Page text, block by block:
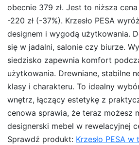
obecnie 379 zł. Jest to niższa
-220 zł (-37%). Krzesło PESA
designem i wygodą użytkowania.
się w jadalni, salonie czy biurze.
siedzisko zapewnia komfort
użytkowania. Drewniane, stabilne
klasy i charakteru. To idealny
wnętrz, łączący estetykę z
cenowa sprawia, że teraz możesz
designerski mebel w rewelacyjnej
Sprawdź produkt: Krzesło PESA w